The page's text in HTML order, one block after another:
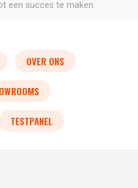
een succes te maken.
OVER ONS
TESTPANEL